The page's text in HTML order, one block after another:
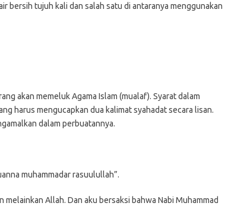
bersih tujuh kali dan salah satu di antaranya menggunakan
akan memeluk Agama Islam (mualaf). Syarat dalam
harus mengucapkan dua kalimat syahadat secara lisan.
dalam perbuatannya.
muhammadar rasuulullah”.
melainkan Allah. Dan aku bersaksi bahwa Nabi Muhammad